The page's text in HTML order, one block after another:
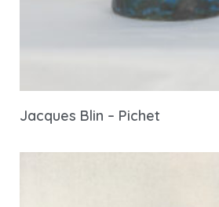
Jacques Blin – Pichet